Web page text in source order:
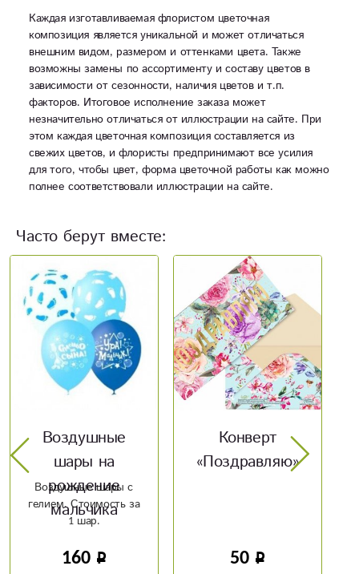
Каждая изготавливаемая флористом цветочная
композиция является уникальной и может отличаться
внешним видом, размером и оттенками цвета. Также
возможны замены по ассортименту и составу цветов в
зависимости от сезонности, наличия цветов и т.п.
факторов. Итоговое исполнение заказа может
незначительно отличаться от иллюстрации на сайте. При
этом каждая цветочная композиция составляется из
свежих цветов, и флористы предпринимают все усилия
для того, чтобы цвет, форма цветочной работы как можно
полнее соответствовали иллюстрации на сайте.
Часто берут вместе:
Конверт
«Поздравляю»
50
Оскорбительные
шары розовые
160